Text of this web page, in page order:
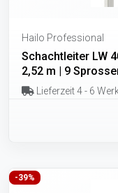
Hailo Professional
Schachtleiter LW
2,52 m | 9
Lieferzeit 4 - 6
-39%